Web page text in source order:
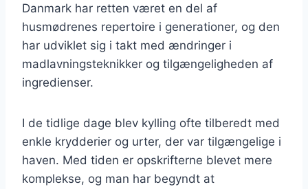
Danmark har retten været en del af
husmødrenes repertoire i generationer, og den
har udviklet sig i takt med ændringer i
madlavningsteknikker og tilgængeligheden af
ingredienser.
I de tidlige dage blev kylling ofte tilberedt med
enkle krydderier og urter, der var tilgængelige i
haven. Med tiden er opskrifterne blevet mere
komplekse, og man har begyndt at